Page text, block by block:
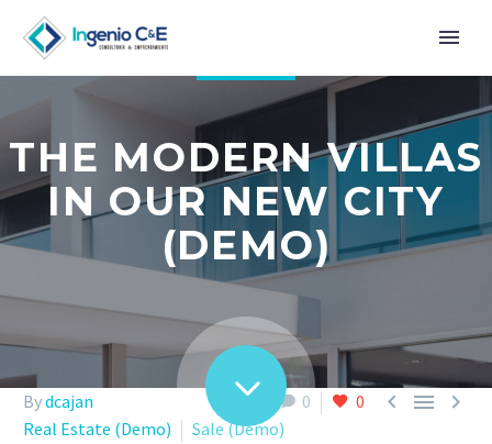
THE MODERN VILLAS
IN OUR NEW CITY
(DEMO)
0 0   
Bydcajan
Real Estate (Demo)
Sale (Demo)